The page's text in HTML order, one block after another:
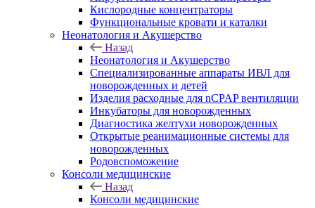
Кислородные концентраторы
Функциональные кровати и каталки
Неонатология и Акушерство
Назад
Неонатология и Акушерство
Специализированные аппараты ИВЛ для
новорожденных и детей
Изделия расходные для nCPAP вентиляции
Инкубаторы для новорожденных
Диагностика желтухи новорожденных
Открытые реанимационные системы для
новорожденных
Родовспоможение
Консоли медицинские
Назад
Консоли медицинские